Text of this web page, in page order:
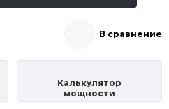
В сравнение
Калькулятор
мощности